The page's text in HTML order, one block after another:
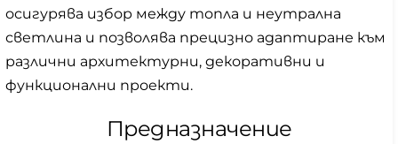
осигурява избор между топла и неутрална
светлина и позволява прецизно адаптиране към
различни архитектурни, декоративни и
функционални проекти.
Предназначение